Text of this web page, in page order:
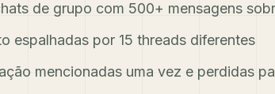
de grupo com 500+ mensagens
espalhadas por 15 threads diferentes
mencionadas uma vez e perdidas